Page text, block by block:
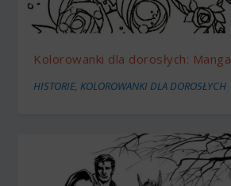
Kolorowanki dla dorosłych: Manga
HISTORIE,KOLOROWANKI DLA DOROSŁYCH